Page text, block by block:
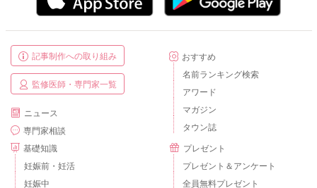
記事制作への取り組み
監修医師・専門家一覧
ニュース
専門家相談
基礎知識
妊娠前・妊活
妊娠中
おすすめ
名前ランキング検索
アワード
マガジン
タウン誌
プレゼント
プレゼント＆アンケート
全員無料プレゼント